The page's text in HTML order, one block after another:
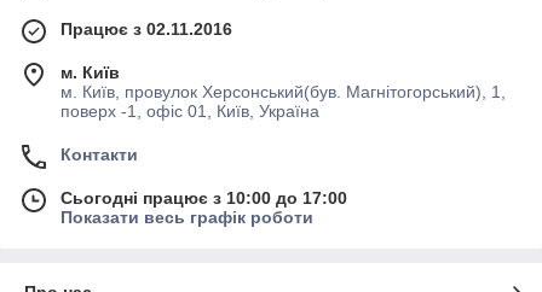
Працює з 02.11.2016
м. Київ
м. Київ, провулок Херсонський(був. Магнітогорський), 1,
поверх -1, офіс 01, Київ, Україна
Контакти
Сьогодні працює з 10:00 до 17:00
Показати весь графік роботи